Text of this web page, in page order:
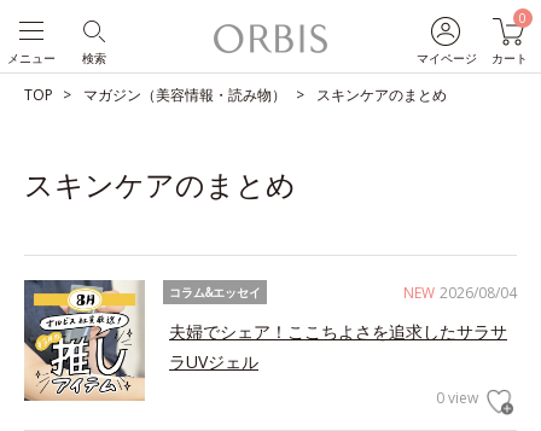
マイページ
0
カート
検索
メニュー
TOP マガジン（美容情報・読み物） スキンケアのまとめ
スキンケアのまとめ
NEW 2026/08/04
コラム&エッセイ
夫婦でシェア！ここちよさを追求したサラサ
ラUVジェル
0 view